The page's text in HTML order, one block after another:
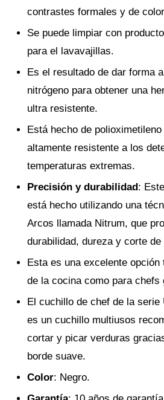
contrastes formales y de
Se puede limpiar con
para el lavavajillas.
Es el resultado de dar forma
nitrógeno para obtener una
ultra resistente.
Está hecho de
altamente resistente a los
temperaturas extremas.
Precisión y durabilidad:
está hecho utilizando una
Arcos llamada Nitrum, que
durabilidad, dureza y corte
Esta es una excelente
de la cocina como para chefs
El cuchillo de chef de la serie
es un cuchillo multiusos
cortar y picar verduras
borde suave.
Color: Negro.